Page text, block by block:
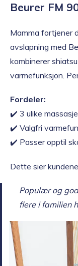
Beurer FM
Mamma fortjener
avslapning med
kombinerer
varmefunksjon.
Fordeler:
✔️ 3 ulike
✔️ Valgfri
✔️ Passer opptil
Dette sier
Populær og
flere i familien